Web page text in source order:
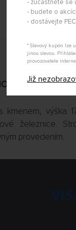
- zúčastněte se
- budete o
- dostávejte
* Slevový kupón lze
jinou slevou.
provozovatele
Již
kmenem, výška
železnice.
provedením.